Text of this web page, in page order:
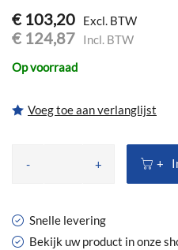
€ 124,87
€ 103,20
Op voorraad
Voeg toe aan verlanglijst
- +
Snelle levering
Bekijk uw product in onze